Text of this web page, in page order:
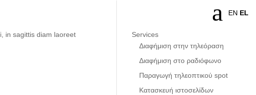
a
in sagittis diam laoreet
Services
Διαφήμιση στην τηλεόραση
Διαφήμιση στο ραδιόφωνο
Παραγωγή τηλεοπτικού spot
Κατασκευή ιστοσελίδων
EN EL